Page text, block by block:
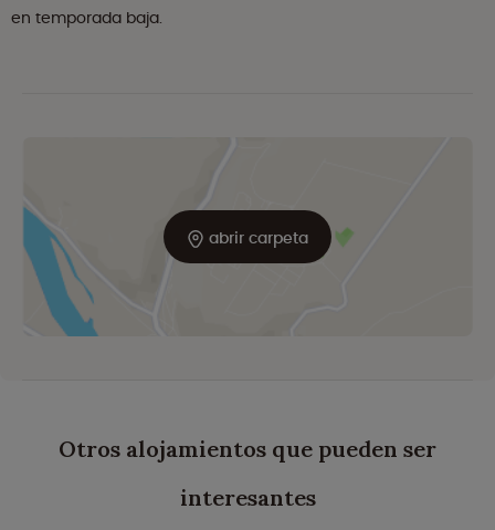
en temporada baja.
abrir carpeta
Otros alojamientos que pueden ser
interesantes